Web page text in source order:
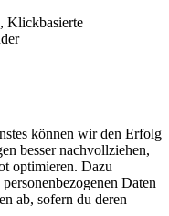
Klickbasierte
können wir den Erfolg
besser nachvollziehen,
optimieren. Dazu
Daten
ab, sofern du deren